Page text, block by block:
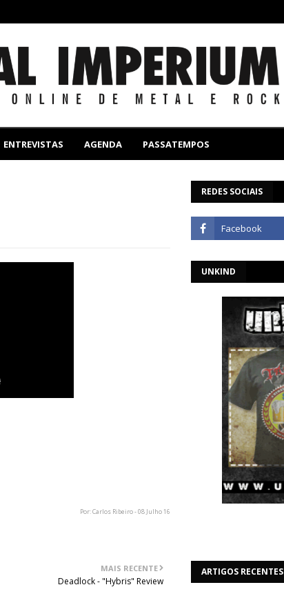
ENTREVISTAS AGENDA PASSATEMPOS
Por: Carlos Ribeiro - 08 Julho 16
MAIS RECENTE
Deadlock - "Hybris" Review
REDES SOCIAIS
UNKIND
ARTIGOS RECENTES